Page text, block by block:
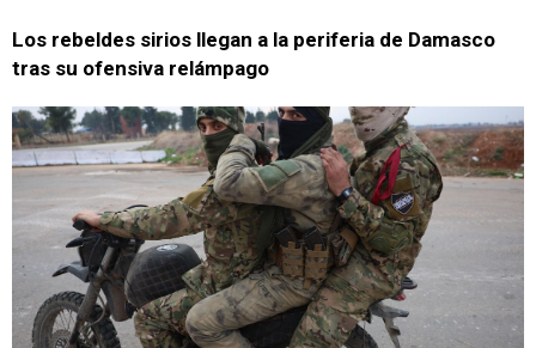
Los rebeldes sirios llegan a la periferia de Damasco
tras su ofensiva relámpago